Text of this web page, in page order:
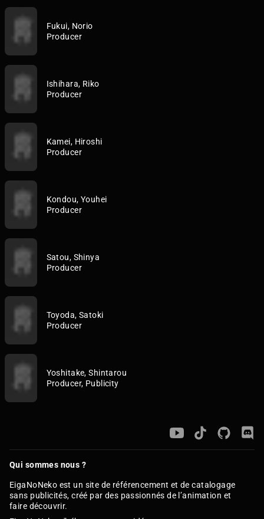
Fukui, Norio
Producer
Ishihara, Riko
Producer
Kamei, Hiroshi
Producer
Kondou, Youhei
Producer
Satou, Shinya
Producer
Toyoda, Satoki
Producer
Yoshitake, Shintarou
Producer, Publicity
Qui sommes nous ?
EigaNoNeko est un site de référencement et de catalogage
sans publicités, créé par des passionnés de l’animation et
faire découvrir.